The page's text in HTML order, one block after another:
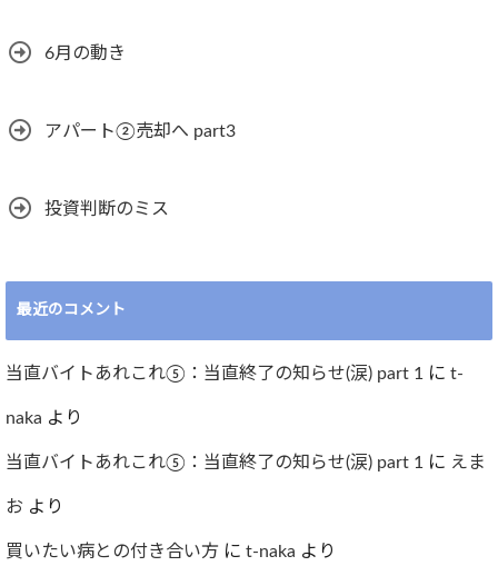
6月の動き
アパート②売却へ part3
投資判断のミス
最近のコメント
当直バイトあれこれ⑤：当直終了の知らせ(涙) part 1 に t-
naka より
当直バイトあれこれ⑤：当直終了の知らせ(涙) part 1 に えま
お より
買いたい病との付き合い方 に t-naka より